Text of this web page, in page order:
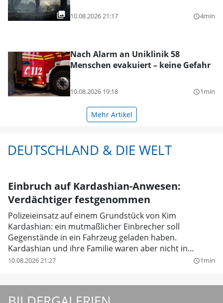
10.08.2026 21:17 query_builder4min
Nach Alarm an Uniklinik 58
Menschen evakuiert – keine Gefahr
10.08.2026 19:18 query_builder1min
Mehr Artikel
DEUTSCHLAND & DIE WELT
Einbruch auf Kardashian-Anwesen:
Verdächtiger festgenommen
Polizeieinsatz auf einem Grundstück von Kim
Kardashian: ein mutmaßlicher Einbrecher soll
Gegenstände in ein Fahrzeug geladen haben.
Kardashian und ihre Familie waren aber nicht in
Gefahr.
10.08.2026 21:27 query_builder1min